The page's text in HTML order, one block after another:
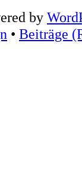
by
• Beiträge